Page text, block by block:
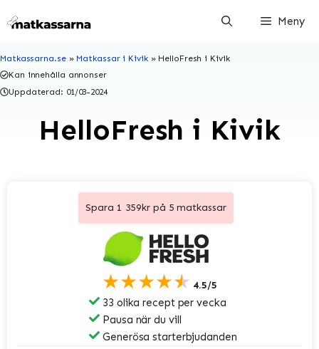
till
Meny
Matkassarna.se» Matkassar i Kivik» HelloFresh i Kivik
Kan innehålla annonser
Uppdaterad: 01/03-2024
HelloFresh i Kivik
Spara 1 359kr på 5 matkassar
★★★★★ 4.5/5
33 olika recept per vecka
Pausa när du vill
Generösa starterbjudanden